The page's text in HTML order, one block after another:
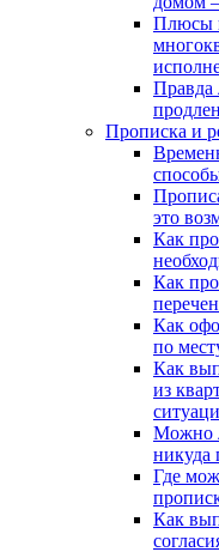
Плюсы
Правда
Прописка и
это
Как
Как
Как
по
Как
из
Можно
никуда
Где
Как